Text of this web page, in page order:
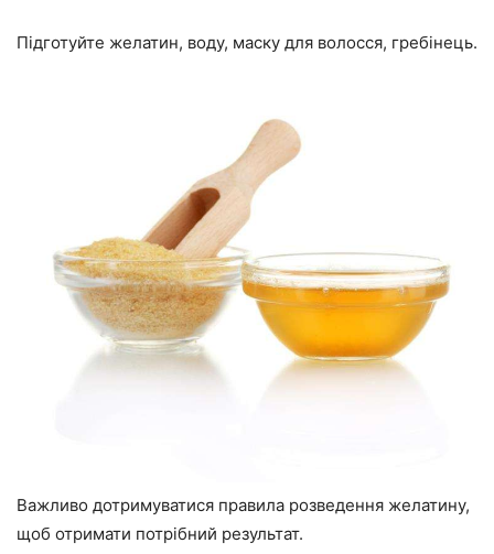
Підготуйте желатин, воду, маску для волосся, гребінець.
Важливо дотримуватися правила розведення желатину,
щоб отримати потрібний результат.